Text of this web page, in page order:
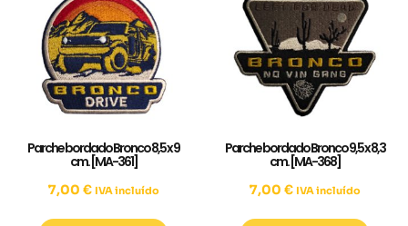
Parche bordado Bronco 8,5 x 9
cm. [MA-361]
7,00 € IVA incluído
Parche bordado Bronco 9,5 x 8,3
cm. [MA-368]
7,00 € IVA incluído